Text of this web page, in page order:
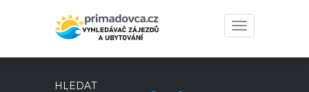
Toggle
navigation
HLEDAT